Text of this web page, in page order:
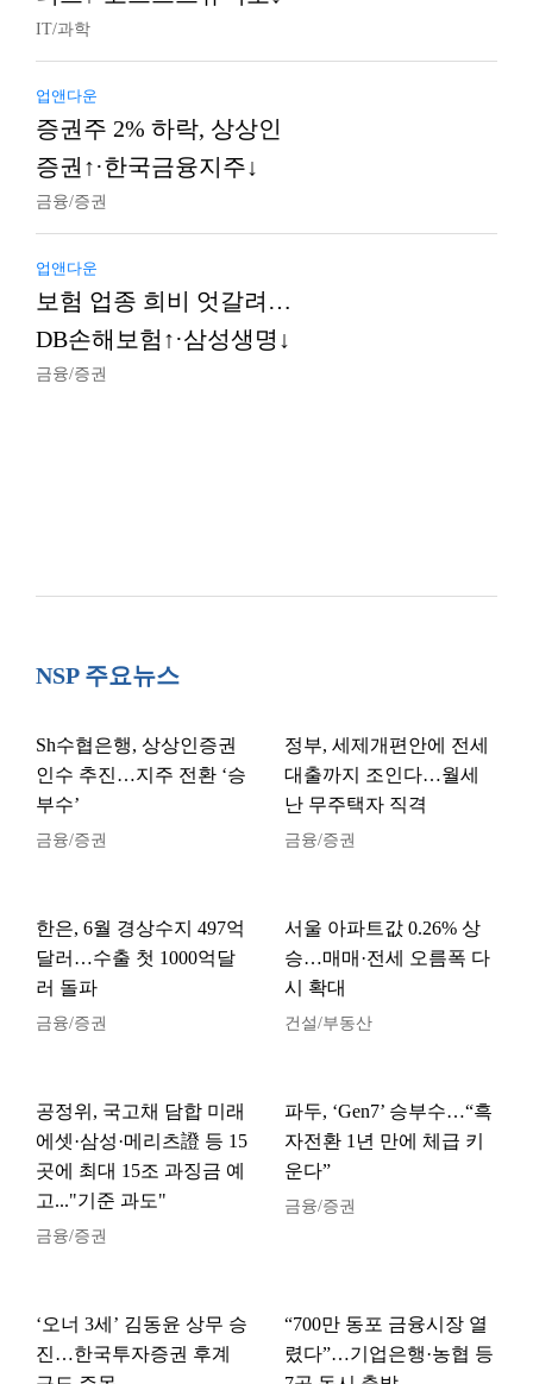
IT/과학
업앤다운
증권주 2% 하락, 상상인
증권↑·한국금융지주↓
금융/증권
업앤다운
보험 업종 희비 엇갈려…
DB손해보험↑·삼성생명↓
금융/증권
NSP 주요뉴스
Sh수협은행, 상상인증권
인수 추진…지주 전환 ‘승
부수’
금융/증권
정부, 세제개편안에 전세
대출까지 조인다…월세
난 무주택자 직격
금융/증권
한은, 6월 경상수지 497억
달러…수출 첫 1000억달
러 돌파
금융/증권
서울 아파트값 0.26% 상
승…매매·전세 오름폭 다
시 확대
건설/부동산
공정위, 국고채 담합 미래
에셋·삼성·메리츠證 등 15
곳에 최대 15조 과징금 예
고..."기준 과도"
금융/증권
파두, ‘Gen7’ 승부수…“흑
자전환 1년 만에 체급 키
운다”
금융/증권
‘오너 3세’ 김동윤 상무 승
진…한국투자증권 후계
“700만 동포 금융시장 열
렸다”…기업은행·농협 등